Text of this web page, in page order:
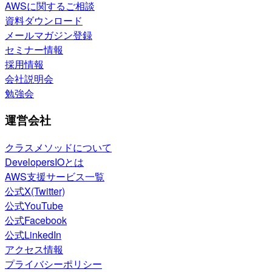
AWSに関するご相談
資料ダウンロード
メールマガジン登録
セミナー情報
採用情報
会社説明会
勉強会
運営会社
クラスメソッドについて
DevelopersIOとは
AWS支援サービス一覧
公式X(Twitter)
公式YouTube
公式Facebook
公式LinkedIn
アクセス情報
プライバシーポリシー